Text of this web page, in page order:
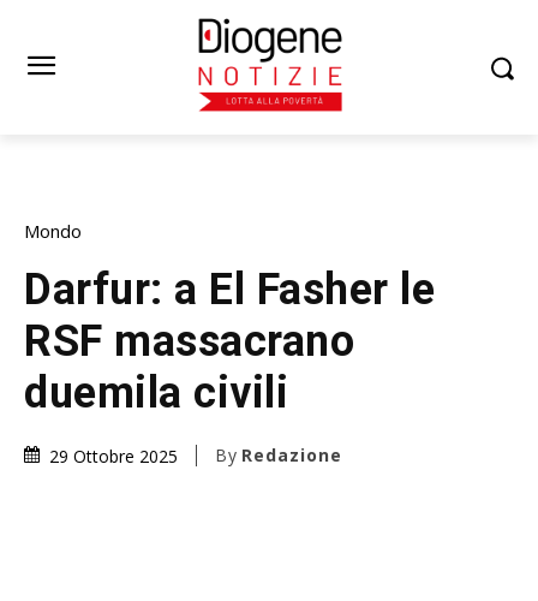
Mondo
Darfur: a El Fasher le
RSF massacrano
duemila civili
29 Ottobre 2025 By Redazione